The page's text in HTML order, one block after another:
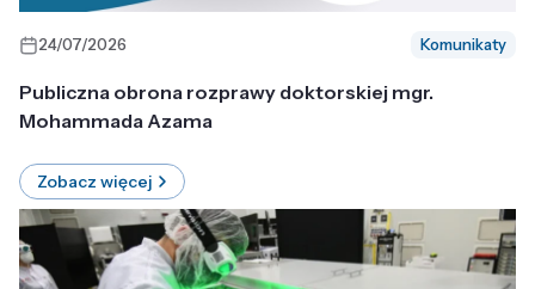
24/07/2026 Komunikaty
Publiczna obrona rozprawy doktorskiej mgr.
Mohammada Azama
Zobacz więcej